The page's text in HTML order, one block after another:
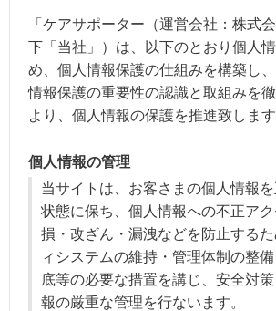
「ケアサポーター（運営会社：株式
下「当社」）は、以下のとおり個人
め、個人情報保護の仕組みを構築し
情報保護の重要性の認識と取組みを
より、個人情報の保護を推進致します
個人情報の管理
当サイトは、お客さまの個人情報
状態に保ち、個人情報への不正ア
損・改ざん・漏洩などを防止する
ィシステムの維持・管理体制の整
底等の必要な措置を講じ、安全対
報の厳重な管理を行ないます。